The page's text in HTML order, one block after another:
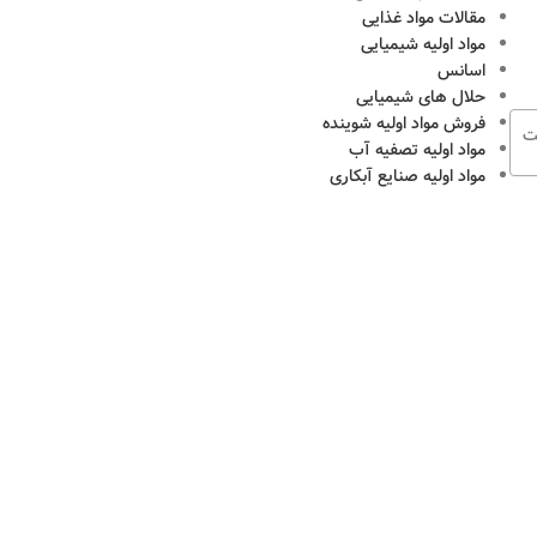
مقالات مواد غذایی
مواد اولیه شیمیایی
اسانس
حلال های شیمیایی
فروش مواد اولیه شوینده
مواد اولیه تصفیه آب
مواد اولیه صنایع آبکاری